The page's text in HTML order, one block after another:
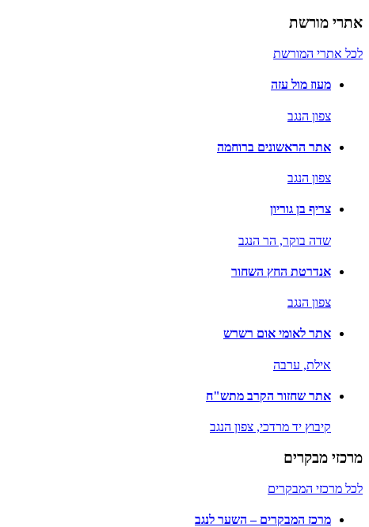
אתרי מורשת
לכל אתרי המורשת
מעוז מול עזה
צפון הנגב
אתר הראשונים ברוחמה
צפון הנגב
צריף בן גוריון
שדה בוקר, הר הנגב
אנדרטת החץ השחור
צפון הנגב
אתר לאומי אום רשרש
אילת, ערבה
אתר שחזור הקרב מתש"ח
קיבוץ יד מרדכי, צפון הנגב
מרכזי מבקרים
לכל מרכזי המבקרים
מרכז המבקרים – השער לנגב